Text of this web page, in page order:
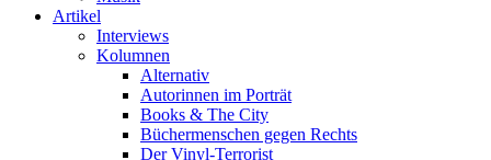
Artikel
Interviews
Kolumnen
Alternativ
Autorinnen im Porträt
Books & The City
Büchermenschen gegen Rechts
Der Vinyl-Terrorist